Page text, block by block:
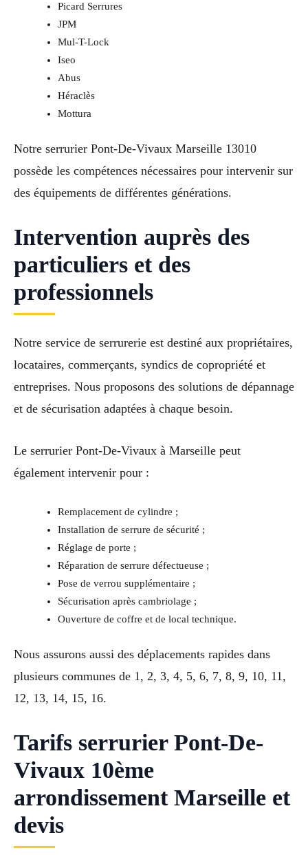
Picard Serrures
JPM
Mul-T-Lock
Iseo
Abus
Héraclès
Mottura
Notre serrurier Pont-De-Vivaux Marseille 13010
possède les compétences nécessaires pour intervenir sur
des équipements de différentes générations.
Intervention auprès des
particuliers et des
professionnels
Notre service de serrurerie est destiné aux propriétaires,
locataires, commerçants, syndics de copropriété et
entreprises. Nous proposons des solutions de dépannage
et de sécurisation adaptées à chaque besoin.
Le serrurier Pont-De-Vivaux à Marseille peut
également intervenir pour :
Remplacement de cylindre ;
Installation de serrure de sécurité ;
Réglage de porte ;
Réparation de serrure défectueuse ;
Pose de verrou supplémentaire ;
Sécurisation après cambriolage ;
Ouverture de coffre et de local technique.
Nous assurons aussi des déplacements rapides dans
plusieurs communes de 1, 2, 3, 4, 5, 6, 7, 8, 9, 10, 11,
12, 13, 14, 15, 16.
Tarifs serrurier Pont-De-
Vivaux 10ème
arrondissement Marseille et
devis